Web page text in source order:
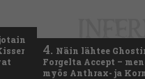
4. Näin lähtee
Forgelta Accept –
myös Anthrax- ja